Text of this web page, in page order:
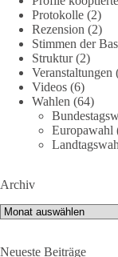
#dieBasis #Umfrage
659 669
DieBasis
24 Stunden
💧 Wasser ist kein
Robert Habecks
Economic Forum
Protokolle (2)
Rezension (2)
Stimmen der
Struktur(2)
Veranstaltungen
Videos (6)
Wahlen (64)
Europawahl
Archiv
Archiv
Neueste Beiträge